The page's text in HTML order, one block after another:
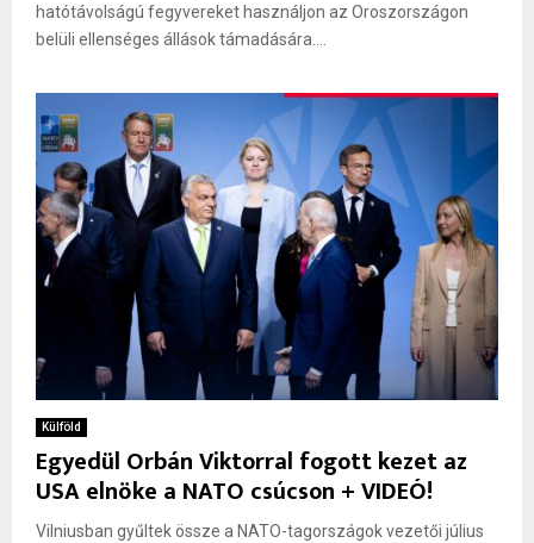
hatótávolságú fegyvereket használjon az Oroszországon
belüli ellenséges állások támadására....
Külföld
Egyedül Orbán Viktorral fogott kezet az
USA elnöke a NATO csúcson + VIDEÓ!
Vilniusban gyűltek össze a NATO-tagországok vezetői július